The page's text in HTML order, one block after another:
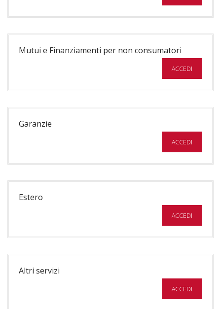
Mutui e Finanziamenti per non consumatori
ACCEDI
Garanzie
ACCEDI
Estero
ACCEDI
Altri servizi
ACCEDI